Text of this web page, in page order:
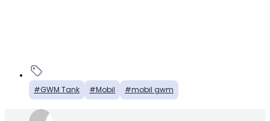
GWM Tank Mobil mobil gwm